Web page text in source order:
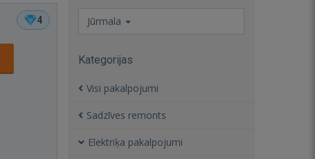
4 Jūrmala
Kategorijas
Visi pakalpojumi
Sadzīves remonts
Elektriķa pakalpojumi